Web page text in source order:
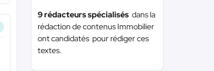
9 rédacteurs spécialisés dans la
rédaction de contenus Immobilier
ont candidatés pour rédiger ces
textes.